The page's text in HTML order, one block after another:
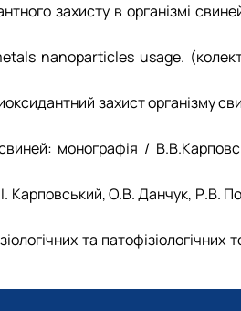
захисту в організмі
nanoparticles usage.
захист організму
монографія /
Карповський, О.В. Данчук, Р.В.
та патофізіологічних